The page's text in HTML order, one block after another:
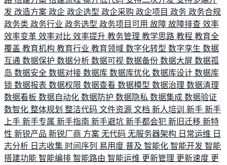
发 改造方案 政企 政企选型 政企采购 政企项目 政务 政务合规
政务类 政务行业 政务选型 政务项目可用 故障 故障排查 效率
效率变革 效率对比 效率提升 教务管理 教学思路 教程 教育全
覆盖 教育机构 教育行业 教育领域 数字化转型 数字孪生 数据
互通 数据保护 数据分析 数据可视 数据备份 数据大屏 数据孤
岛 数据安全 数据对接 数据库 数据库优化 数据库设计 数据库
锁 数据报表 数据权限 数据查看 数据模型 数据治理 数据清理
数据看板 数据自动化 数据防护 数据隐私 数据集成 数据验证
数智化 整体规划 整洁代码 文件资源 文档 新人培训 新手 新手
上手 新手专属 新手指南 新手避坑 新手都会犯 新旧迁移 新特
性 新锐产品 新锐厂商 方案 无代码 无服务器架构 日常运维 日
志分析 日志收集 时间序列 易用度 普及 智能化 智能开发 智能
搭建功能 智能编排 智能路由 智能运维 更新管理 更新速度 更